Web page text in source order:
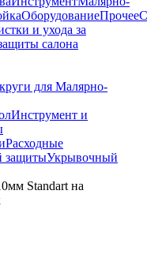
ОборудованиеПрочее
и ухода за
салона
для Малярно-
Инструмент и
Расходные
защитыУкрывочный
Standart на